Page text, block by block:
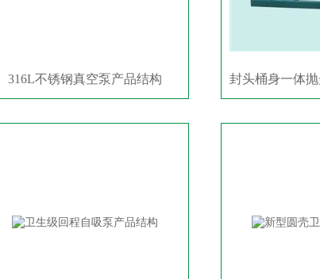
316L不锈钢真空泵产品结构